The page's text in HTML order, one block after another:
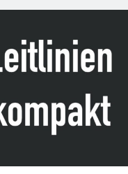
Casualty
Guidelines
for
Medical
des
CoTCCC